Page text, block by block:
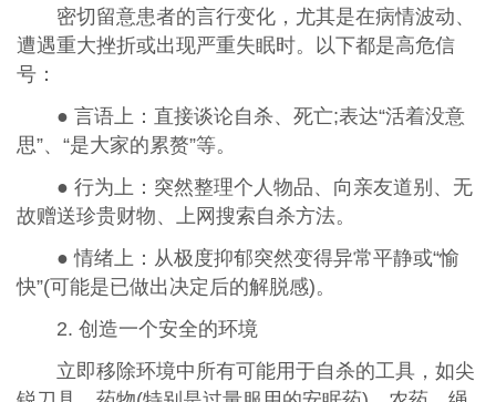
密切留意患者的言行变化，尤其是在病情波动、
遭遇重大挫折或出现严重失眠时。以下都是高危信
号：
● 言语上：直接谈论自杀、死亡;表达“活着没意
思”、“是大家的累赘”等。
● 行为上：突然整理个人物品、向亲友道别、无
故赠送珍贵财物、上网搜索自杀方法。
● 情绪上：从极度抑郁突然变得异常平静或“愉
快”(可能是已做出决定后的解脱感)。
2. 创造一个安全的环境
立即移除环境中所有可能用于自杀的工具，如尖